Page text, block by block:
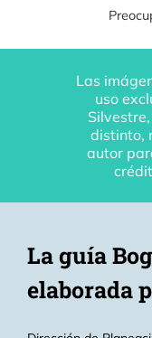
Las
uso
distinto,
autor
La guía
elaborada